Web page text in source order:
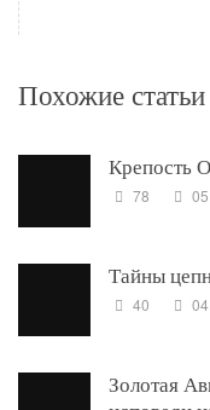
Похожие статьи
Крепость
78
Тайны
40
Золотая